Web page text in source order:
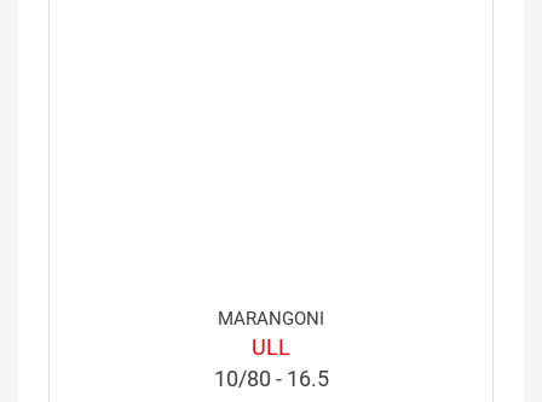
MARANGONI
ULL
10/80 - 16.5